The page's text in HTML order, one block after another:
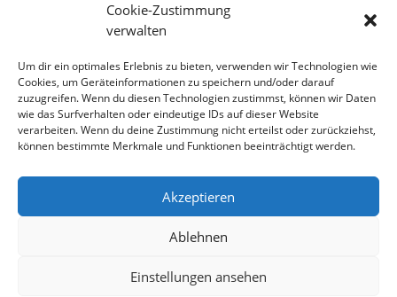
Cookie-Zustimmung
verwalten
Um dir ein optimales Erlebnis zu bieten, verwenden wir Technologien wie
Cookies, um Geräteinformationen zu speichern und/oder darauf
zuzugreifen. Wenn du diesen Technologien zustimmst, können wir Daten
wie das Surfverhalten oder eindeutige IDs auf dieser Website
verarbeiten. Wenn du deine Zustimmung nicht erteilst oder zurückziehst,
können bestimmte Merkmale und Funktionen beeinträchtigt werden.
Akzeptieren
Ablehnen
Einstellungen ansehen